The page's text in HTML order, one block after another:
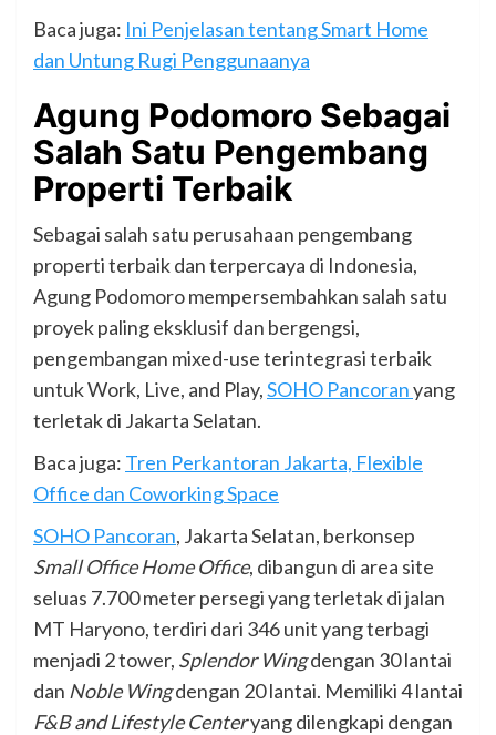
Baca juga: Ini Penjelasan tentang Smart Home
dan Untung Rugi Penggunaanya
Agung Podomoro Sebagai
Salah Satu Pengembang
Properti Terbaik
Sebagai salah satu perusahaan pengembang
properti terbaik dan terpercaya di Indonesia,
Agung Podomoro mempersembahkan salah satu
proyek paling eksklusif dan bergengsi,
pengembangan mixed-use terintegrasi terbaik
untuk Work, Live, and Play,SOHO Pancoranyang
terletak di Jakarta Selatan.
Baca juga: Tren Perkantoran Jakarta, Flexible
Office dan Coworking Space
SOHO Pancoran, Jakarta Selatan, berkonsep
Small Office Home Office, dibangun di area site
seluas 7.700 meter persegi yang terletak di jalan
MT Haryono, terdiri dari 346 unit yang terbagi
menjadi 2 tower, Splendor Wingdengan 30 lantai
dan Noble Wingdengan 20 lantai. Memiliki 4 lantai
F&B and Lifestyle Centeryang dilengkapi dengan